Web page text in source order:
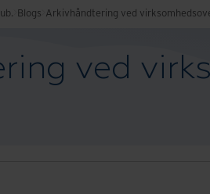
Blogs Arkivhåndtering ved
ved